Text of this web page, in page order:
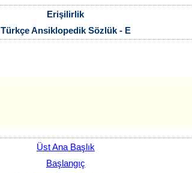
Erişilirlik
Türkçe Ansiklopedik Sözlük - E
Üst Ana Başlık
Başlangıç